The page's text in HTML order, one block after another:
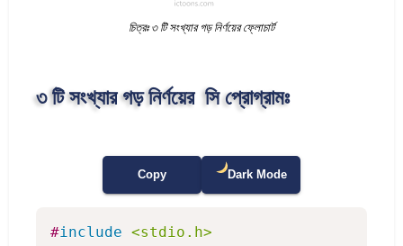
চিত্রঃ ৩ টি সংখ্যার গড় নির্ণয়ের ফ্লোচার্ট
৩ টি সংখ্যার গড় নির্ণয়ের সি প্রোগ্রামঃ
Copy Dark Mode
#include <stdio.h>